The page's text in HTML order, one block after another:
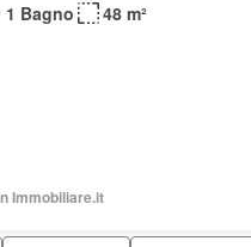
1 Bagno 48 m²
Immobiliare.it